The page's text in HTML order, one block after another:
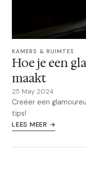
KAMERS & RUIMTES
Hoe je een
maakt
25 May 2024
Creëer een
tips!
LEES MEER →